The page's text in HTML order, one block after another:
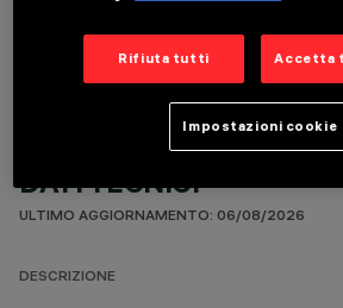
COMPONENTI
DATI TECNICI
ULTIMO AGGIORNAMENTO: 06/08/2026
DESCRIZIONE
Rifiuta tutti Accetta
Impostazioni cookie